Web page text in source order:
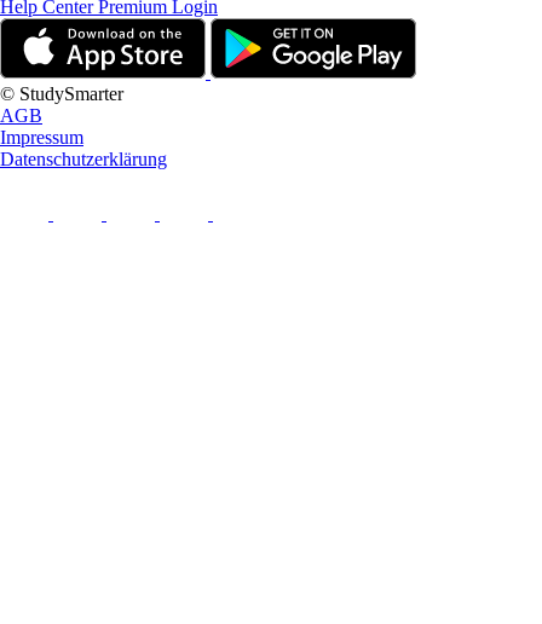
Help CenterPremium Login
© StudySmarter
AGB
Impressum
Datenschutzerklärung